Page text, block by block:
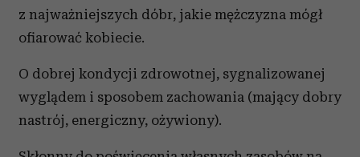
z najważniejszych dóbr, jakie mężczyzna mógł
ofiarować kobiecie.
O dobrej kondycji zdrowotnej, sygnalizowanej
wyglądem i sposobem zachowania (mający dobry
nastrój, energiczny, ożywiony).